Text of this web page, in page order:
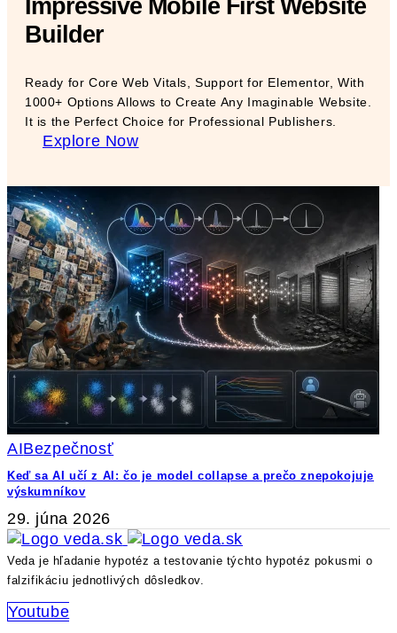
Impressive Mobile First Website
Builder
Ready for Core Web Vitals, Support for Elementor, With
1000+ Options Allows to Create Any Imaginable Website.
It is the Perfect Choice for Professional Publishers.
Explore Now
AIBezpečnosť
Keď sa AI učí z AI: čo je model collapse a prečo znepokojuje
výskumníkov
29. júna 2026
Veda je hľadanie hypotéz a testovanie týchto hypotéz pokusmi o
falzifikáciu jednotlivých dôsledkov.
Youtube